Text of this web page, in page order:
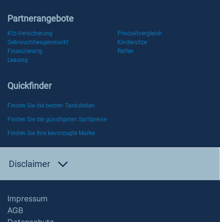
Partnerangebote
Kfz-Versicherung
Produktvergleich
Gebrauchtwagenmarkt
Kindersitze
Finanzierung
Reifen
Leasing
Quickfinder
Finden Sie die besten Tankstellen
Finden Sie die günstigsten Spritpreise
Finden Sie Ihre bevorzugte Marke
Disclaimer
Impressum
AGB